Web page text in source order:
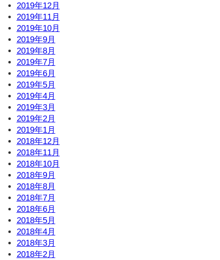
2019年12月
2019年11月
2019年10月
2019年9月
2019年8月
2019年7月
2019年6月
2019年5月
2019年4月
2019年3月
2019年2月
2019年1月
2018年12月
2018年11月
2018年10月
2018年9月
2018年8月
2018年7月
2018年6月
2018年5月
2018年4月
2018年3月
2018年2月